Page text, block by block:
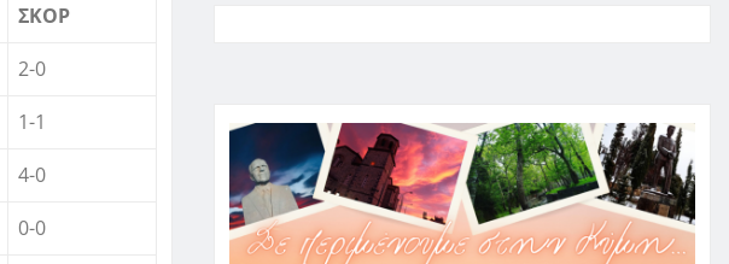
ΣΚΟΡ
2-0
1-1
4-0
0-0